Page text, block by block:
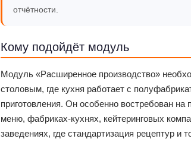
отчётности.
Кому подойдёт модуль
Модуль «Расширенное производство»
столовым, где кухня работает с
приготовления. Он особенно востребован
меню, фабриках-кухнях, кейтеринговых
заведениях, где стандартизация рецептур и